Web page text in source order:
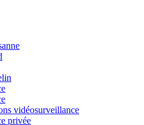
vidéosurveillance
privée